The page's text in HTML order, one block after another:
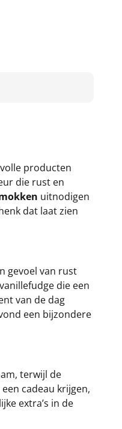
producten
die rust en
uitnodigen
dat laat zien
gevoel van rust
die een
van de dag
een bijzondere
terwijl de
cadeau krijgen,
extra’s in de